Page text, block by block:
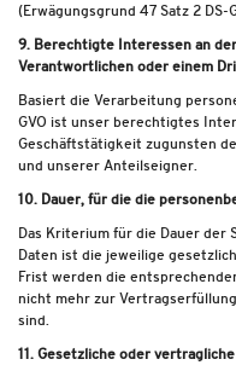
(Erwägungsgrund 47 Satz 2 DS-
9. Berechtigte Interessen an
Verantwortlichen oder einem
Basiert die Verarbeitung
GVO ist unser berechtigtes
Geschäftstätigkeit zugunsten
und unserer Anteilseigner.
10. Dauer, für die die
Das Kriterium für die Dauer der
Daten ist die jeweilige
Frist werden die
nicht mehr zur
sind.
11. Gesetzliche oder